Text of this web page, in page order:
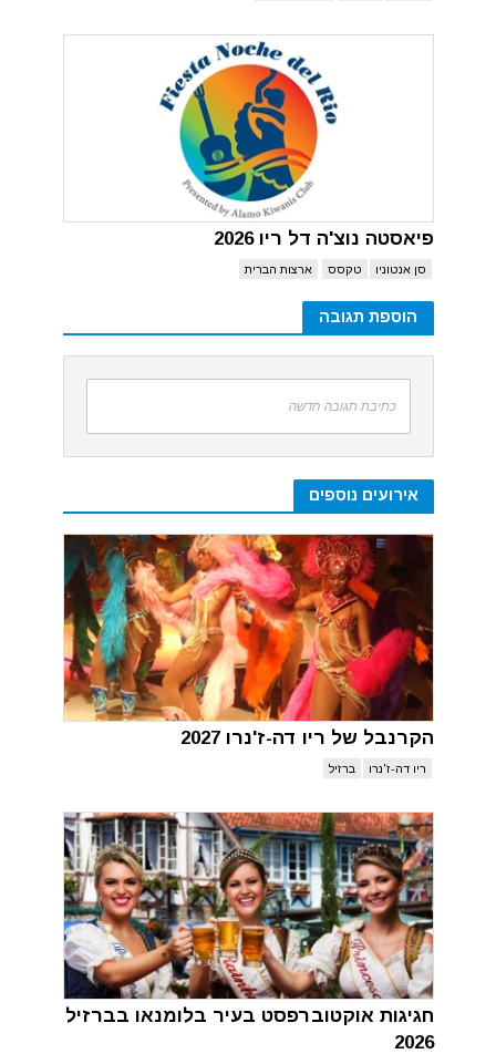
פיאסטה נוצ'ה דל ריו 2026
סן אנטוניו טקסס ארצות הברית
הוספת תגובה
כתיבת תגובה חדשה
אירועים נוספים
הקרנבל של ריו דה-ז'נרו 2027
ריו דה-ז'נרו ברזיל
חגיגות אוקטוברפסט בעיר בלומנאו בברזיל
2026